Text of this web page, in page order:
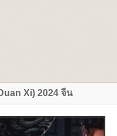
Xi) 2024 จีน